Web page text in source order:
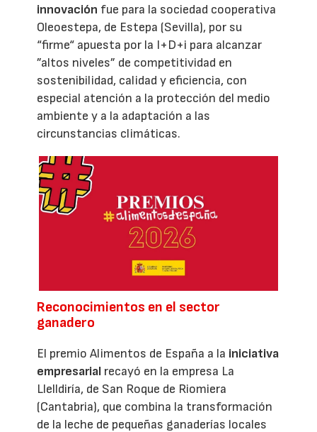
innovación fue para la sociedad cooperativa
Oleoestepa, de Estepa (Sevilla), por su
“firme“ apuesta por la I+D+i para alcanzar
”altos niveles” de competitividad en
sostenibilidad, calidad y eficiencia, con
especial atención a la protección del medio
ambiente y a la adaptación a las
circunstancias climáticas.
Reconocimientos en el sector
ganadero
El premio Alimentos de España a la iniciativa
empresarial recayó en la empresa La
Llelldiría, de San Roque de Riomiera
(Cantabria), que combina la transformación
de la leche de pequeñas ganaderías locales